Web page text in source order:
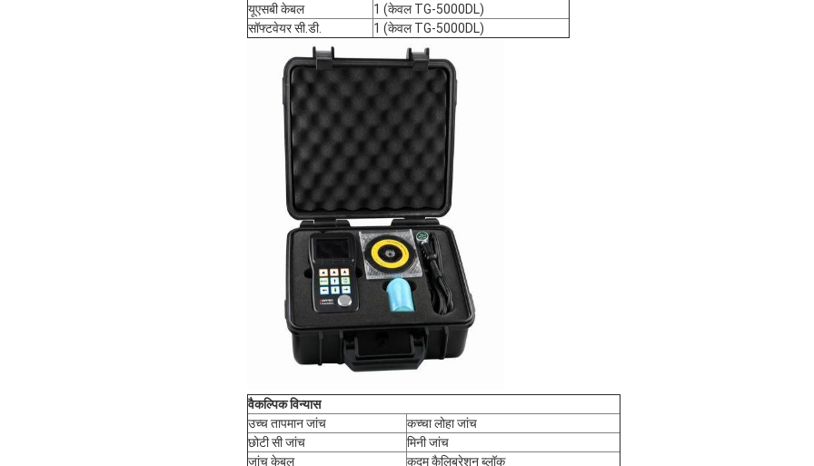
यूएसबी केबल
1 (केवल TG-5000DL)
सॉफ्टवेयर सी.डी.
1 (केवल TG-5000DL)
वैकल्पिक विन्यास
उच्च तापमान जांच
कच्चा लोहा जांच
छोटी सी जांच
मिनी जांच
जांच केबल
कदम कैलिब्रेशन ब्लॉक